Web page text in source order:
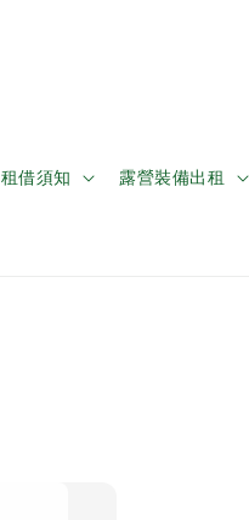
租借須知 露營裝備出租